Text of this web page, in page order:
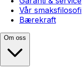
Vår smaksfilosofi
Bærekraft
Om oss